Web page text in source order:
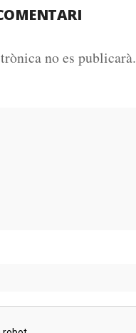
no es publicarà.